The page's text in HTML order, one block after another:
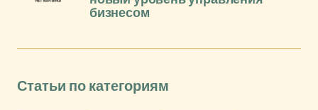
бизнесом
Статьи по категориям